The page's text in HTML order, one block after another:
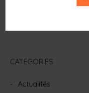
CATÉGORIES
Actualités